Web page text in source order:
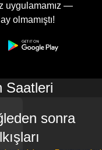
uygulamamız —
olmamıştı!
Saatleri
sonra